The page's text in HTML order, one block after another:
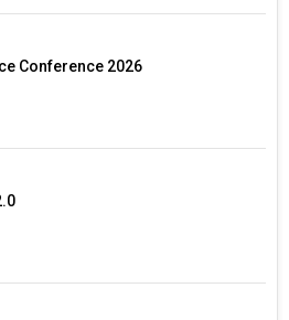
Conference 2026